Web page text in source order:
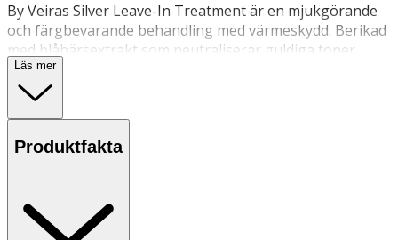
By Veiras Silver Leave-In Treatment är en mjukgörande
och färgbevarande behandling med värmeskydd. Berikad
med blåbärsextrakt som neutraliserar guldiga toner.
Innehåller färgbevarande ingredienser och är 100%
veganskt.
Applicera på torrt eller fuktigt hår. Skölj ej ur.
OK för gravida och ammande:
Läs mer
Produktfakta